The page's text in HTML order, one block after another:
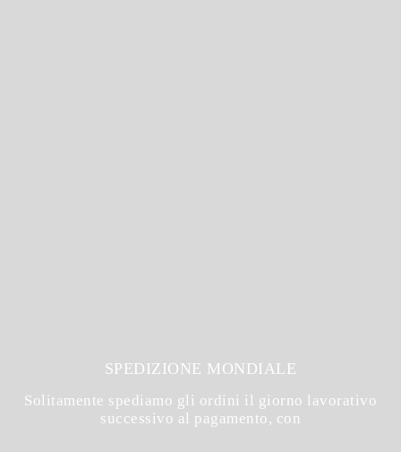
SPEDIZIONE MONDIALE
Solitamente spediamo gli ordini il giorno lavorativo
successivo al pagamento, con